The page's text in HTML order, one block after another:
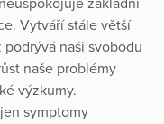
základní
Vytváří stále větší
naši svobodu
naše problémy
výzkumy.
symptomy